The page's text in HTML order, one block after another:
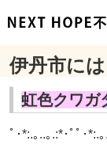
伊丹市に
虹色クワガ
ﾟ･*:.｡..｡.:*･ﾟﾟ･*:.